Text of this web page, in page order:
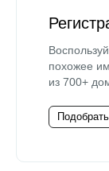
похожее
из 700+